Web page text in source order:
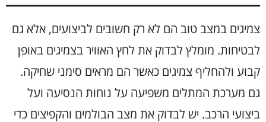
צמיגים במצב טוב הם לא רק חשובים לביצועים, אלא גם
לבטיחות. מומלץ לבדוק את לחץ האוויר בצמיגים באופן
קבוע ולהחליף צמיגים כאשר הם מראים סימני שחיקה.
גם מערכת המתלים משפיעה על נוחות הנסיעה ועל
ביצועי הרכב. יש לבדוק את מצב הבולמים והקפיצים כדי